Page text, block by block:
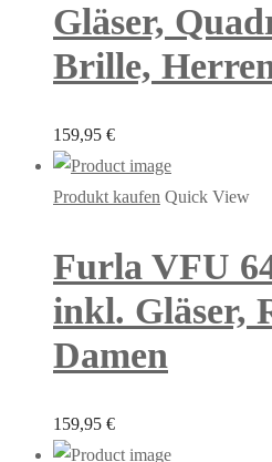
Gläser,
Brille,
159,95 €
Produkt kaufen Quick View
Furla VFU
inkl. Gläser,
Damen
159,95 €